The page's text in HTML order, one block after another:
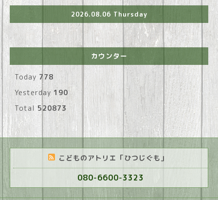
2026.08.06 Thursday
カウンター
Today 778
Yesterday 190
Total520873
こどものアトリエ「ひつじぐも」
080-6600-3323